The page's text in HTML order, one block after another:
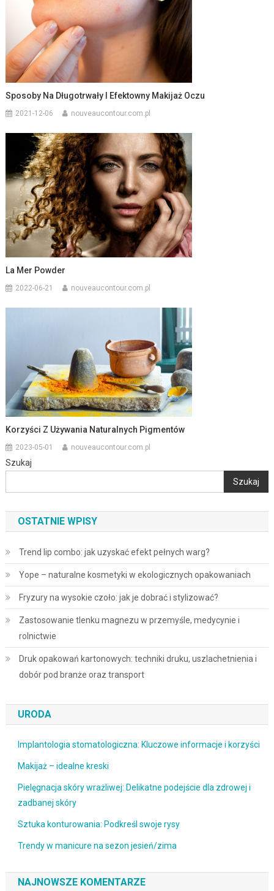
Sposoby Na Długotrwały I Efektowny Makijaż Oczu
2021-12-06 nouveaucontour.com.pl
La Mer Powder
2022-06-21 nouveaucontour.com.pl
Korzyści Z Używania Naturalnych Pigmentów
2023-05-01 nouveaucontour.com.pl
Szukaj
Szukaj
OSTATNIE WPISY
Trend lip combo: jak uzyskać efekt pełnych warg?
Yope – naturalne kosmetyki w ekologicznych opakowaniach
Fryzury na wysokie czoło: jak je dobrać i stylizować?
Zastosowanie tlenku magnezu w przemyśle, medycynie i
rolnictwie
Druk opakowań kartonowych: techniki druku, uszlachetnienia i
dobór pod branże oraz transport
URODA
Implantologia stomatologiczna: Kluczowe informacje i korzyści
Makijaż – idealne kreski
Pielęgnacja skóry wrażliwej: Delikatne podejście dla zdrowej i
zadbanej skóry
Sztuka konturowania: Podkreśl swoje rysy
Trendy w manicure na sezon jesień/zima
NAJNOWSZE KOMENTARZE